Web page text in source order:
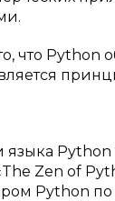
что Python
языка
Zen of
Python